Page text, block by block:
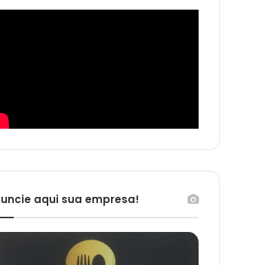
aqui sua empresa!